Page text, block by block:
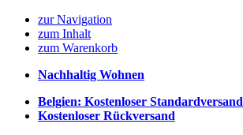
zur Navigation
zum Inhalt
zum Warenkorb
Nachhaltig Wohnen
Belgien: Kostenloser Standardversand
Kostenloser Rückversand